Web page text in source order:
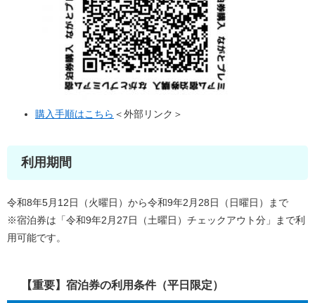
購入手順はこちら ＜外部リンク＞
利用期間
令和8年5月12日（火曜日）から令和9年2月28日（日曜日）まで
※宿泊券は「令和9年2月27日（土曜日）チェックアウト分」まで利
用可能です。
【重要】宿泊券の利用条件（平日限定）